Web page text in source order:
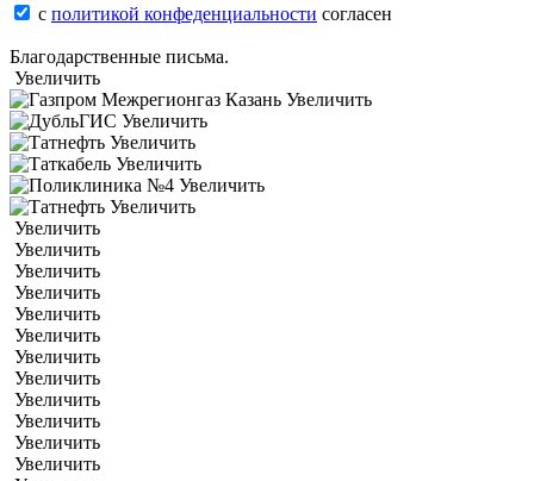
с политикой конфеденциальности согласен
Благодарственные письма.
Увеличить
Увеличить
Увеличить
Увеличить
Увеличить
Увеличить
Увеличить
Увеличить
Увеличить
Увеличить
Увеличить
Увеличить
Увеличить
Увеличить
Увеличить
Увеличить
Увеличить
Увеличить
Увеличить